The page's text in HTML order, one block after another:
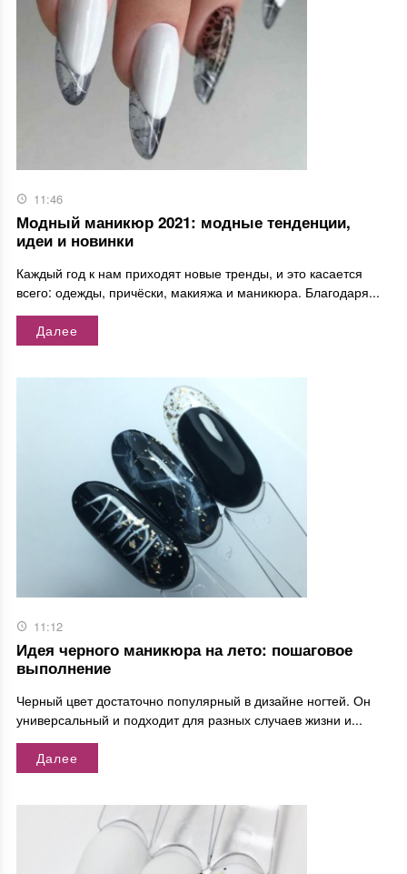
11:46
Модный маникюр 2021: модные тенденции,
идеи и новинки
Каждый год к нам приходят новые тренды, и это касается
всего: одежды, причёски, макияжа и маникюра. Благодаря...
Далее
11:12
Идея черного маникюра на лето: пошаговое
выполнение
Черный цвет достаточно популярный в дизайне ногтей. Он
универсальный и подходит для разных случаев жизни и...
Далее